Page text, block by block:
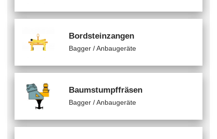
Bordsteinzangen
Bagger / Anbaugeräte
Baumstumpffräsen
Bagger / Anbaugeräte